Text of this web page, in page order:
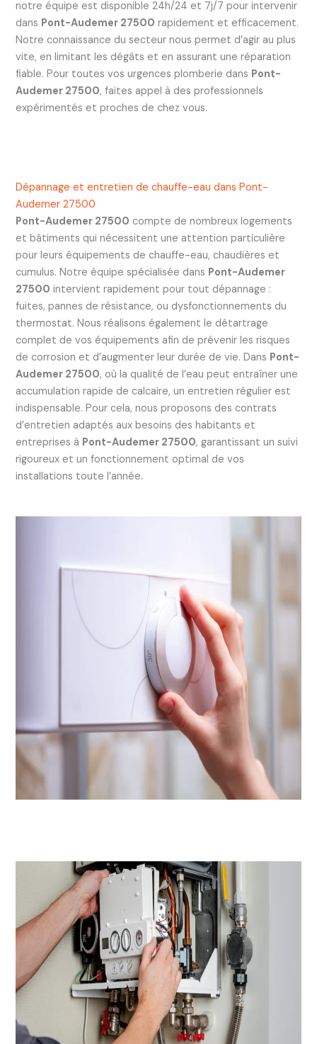
notre équipe est disponible 24h/24 et 7j/7 pour intervenir
dans Pont-Audemer 27500 rapidement et efficacement.
Notre connaissance du secteur nous permet d’agir au plus
vite, en limitant les dégâts et en assurant une réparation
fiable. Pour toutes vos urgences plomberie dans Pont-
Audemer 27500, faites appel à des professionnels
expérimentés et proches de chez vous.
Dépannage et entretien de chauffe-eau dans Pont-
Audemer 27500
Pont-Audemer 27500 compte de nombreux logements
et bâtiments qui nécessitent une attention particulière
pour leurs équipements de chauffe-eau, chaudières et
cumulus. Notre équipe spécialisée dans Pont-Audemer
27500 intervient rapidement pour tout dépannage :
fuites, pannes de résistance, ou dysfonctionnements du
thermostat. Nous réalisons également le détartrage
complet de vos équipements afin de prévenir les risques
de corrosion et d’augmenter leur durée de vie. Dans Pont-
Audemer 27500, où la qualité de l’eau peut entraîner une
accumulation rapide de calcaire, un entretien régulier est
indispensable. Pour cela, nous proposons des contrats
d’entretien adaptés aux besoins des habitants et
entreprises à Pont-Audemer 27500, garantissant un suivi
rigoureux et un fonctionnement optimal de vos
installations toute l’année.